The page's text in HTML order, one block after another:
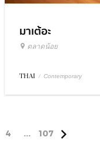
มาเต้อะ
ตลาดน้อย
THAI / Contemporary
4 ... 107